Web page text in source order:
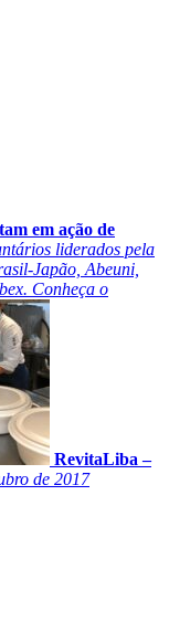
em ação de
liderados pela
Japão, Abeuni,
Conheça o
RevitaLiba –
de 2017